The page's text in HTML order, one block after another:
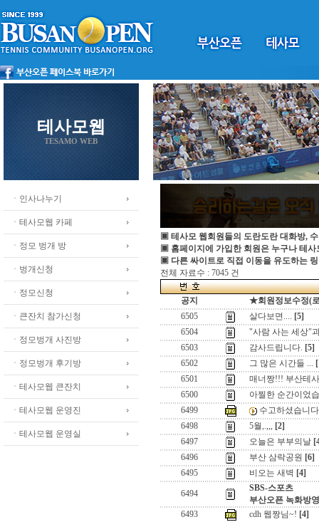
테사모웹
TESAMO WEB
ㆍ인사나누기
ㆍ테사모웹 카페
ㆍ정모 벙개 방
ㆍ벙개신청
ㆍ정모신청
ㆍ큰잔치 참가신청
ㆍ정모벙개 사진방
ㆍ정모벙개 후기방
ㆍ테사모웹 큰잔치
ㆍ테사모웹 운영진
ㆍ테사모웹 운영실
▣ 테사모 웹회원들의 도란도란 대화방,
▣ 홈페이지에 가입한 회원은 누구나 테사
▣ 다른 싸이트로 직접 이동을 유도하는
전체 자료수 : 7045 건
공지
★회원정보수정(
6505
살다보면.... [5]
6504
"사람 사는 세상"
6503
감사드립니다. [5]
6502
그 많은 시간들 ...
6501
매너짱!!! 부산테
6500
아찔한 순간이었
6499
수고하셨습니
6498
5월,.,,, [2]
6497
오늘은 부부의날
6496
부산 삼락공원 [6]
6495
비오는 새벽 [4]
6494
SBS-스포츠
부산오픈 녹화방
6493
cdh 웹짱님~! [4]